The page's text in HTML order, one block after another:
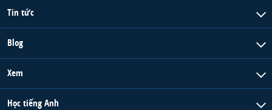
Tin tức
Blog
Xem
Học tiếng Anh